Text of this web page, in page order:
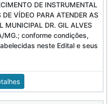
DE INSTRUMENTAL
VÍDEO PARA ATENDER AS
MUNICIPAL DR. GIL ALVES
MG.; conforme condições,
neste Edital e seus